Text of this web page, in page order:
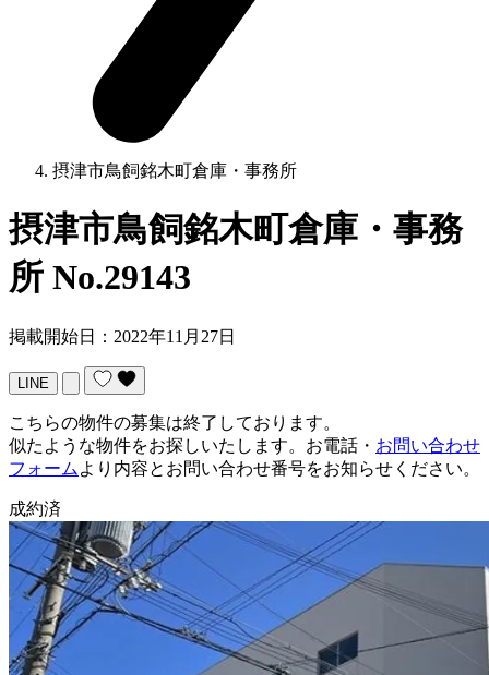
摂津市鳥飼銘木町倉庫・事務所
摂津市鳥飼銘木町倉庫・事務
所 No.29143
掲載開始日：2022年11月27日
LINE
こちらの物件の募集は終了しております。
似たような物件をお探しいたします。お電話・ お問い合わせ
フォーム より内容とお問い合わせ番号をお知らせください。
成約済